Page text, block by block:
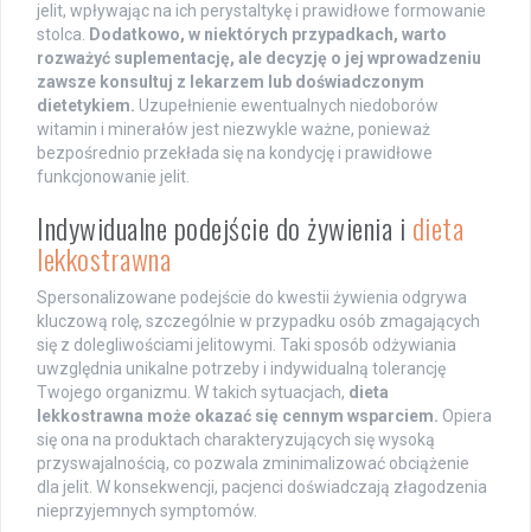
jelit, wpływając na ich perystaltykę i prawidłowe formowanie
stolca. Dodatkowo, w niektórych przypadkach, warto
rozważyć suplementację, ale decyzję o jej wprowadzeniu
zawsze konsultuj z lekarzem lub doświadczonym
dietetykiem. Uzupełnienie ewentualnych niedoborów
witamin i minerałów jest niezwykle ważne, ponieważ
bezpośrednio przekłada się na kondycję i prawidłowe
funkcjonowanie jelit.
Indywidualne podejście do żywienia i dieta
lekkostrawna
Spersonalizowane podejście do kwestii żywienia odgrywa
kluczową rolę, szczególnie w przypadku osób zmagających
się z dolegliwościami jelitowymi. Taki sposób odżywiania
uwzględnia unikalne potrzeby i indywidualną tolerancję
Twojego organizmu. W takich sytuacjach, dieta
lekkostrawna może okazać się cennym wsparciem. Opiera
się ona na produktach charakteryzujących się wysoką
przyswajalnością, co pozwala zminimalizować obciążenie
dla jelit. W konsekwencji, pacjenci doświadczają złagodzenia
nieprzyjemnych symptomów.